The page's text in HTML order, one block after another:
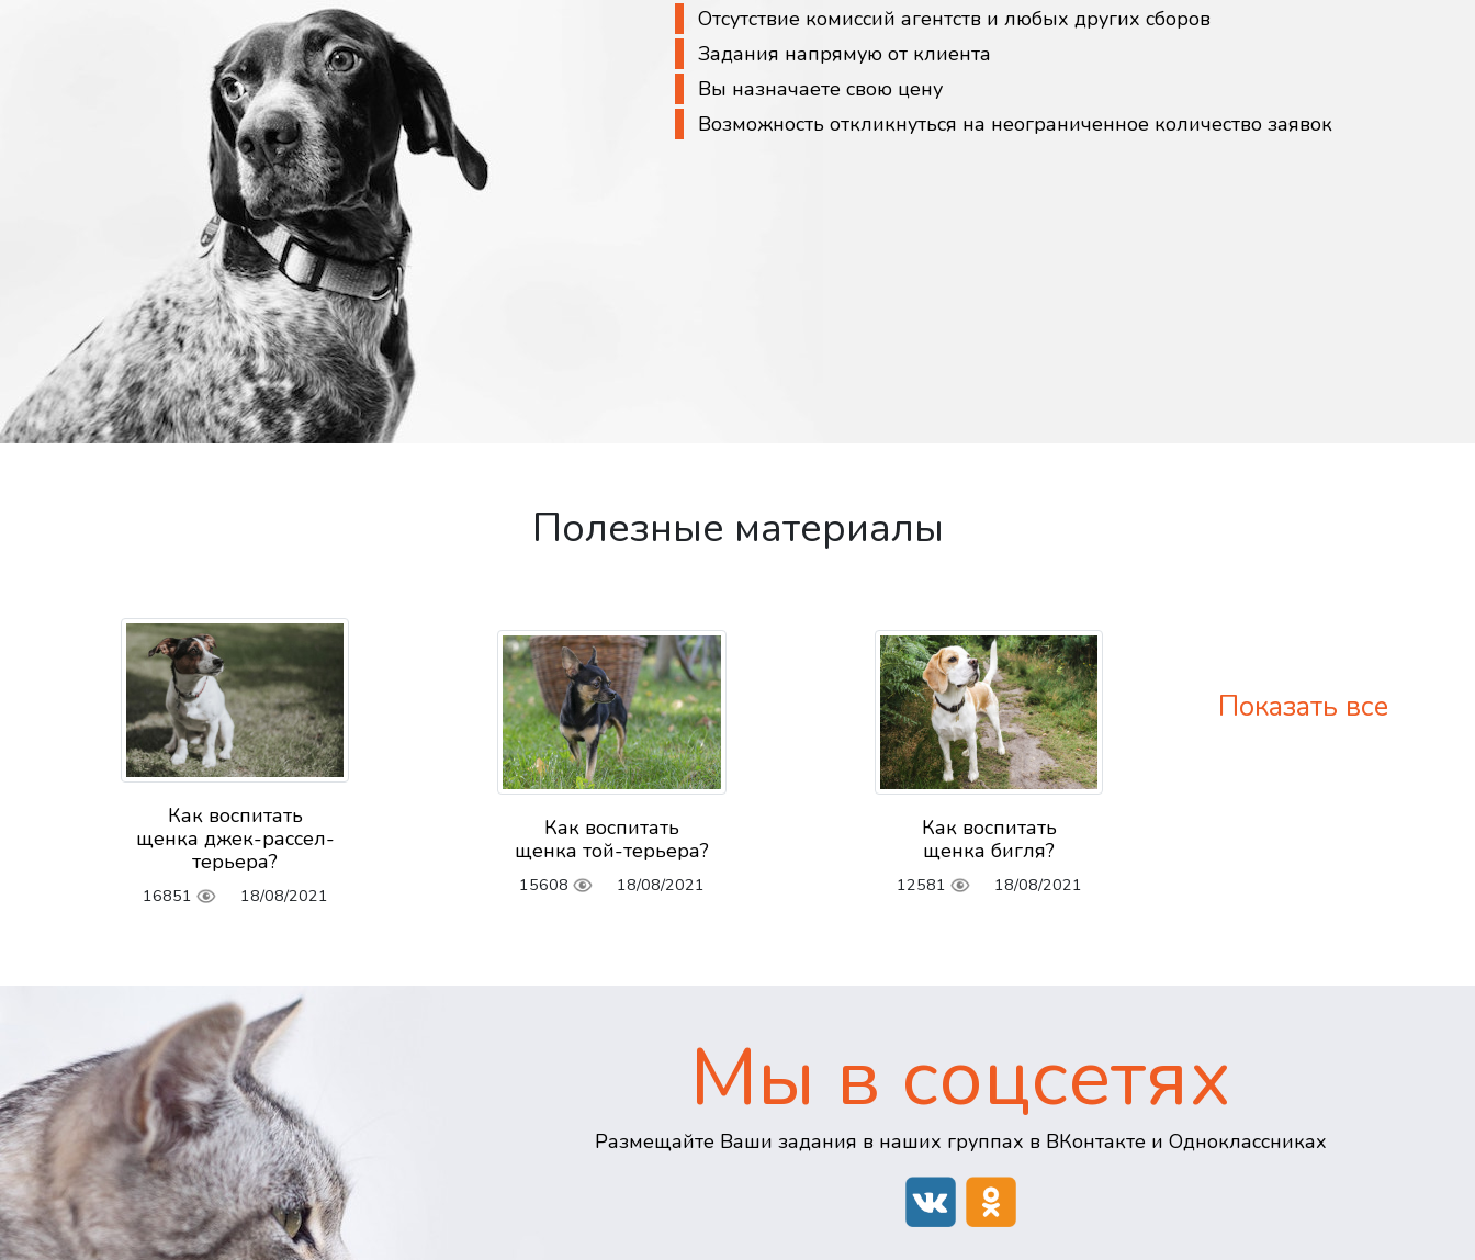
Отсутствие комиссий агентств и любых других сборов
Задания напрямую от клиента
Вы назначаете свою цену
Возможность откликнуться на неограниченное количество заявок
Полезные материалы
Как воспитать
щенка джек-рассел-
терьера?
16851 18/08/2021
Как воспитать
щенка той-терьера?
15608 18/08/2021
Как воспитать
щенка бигля?
12581 18/08/2021
Показать все
Мы в соцсетях
Размещайте Ваши задания в наших группах в ВКонтакте и Одноклассниках